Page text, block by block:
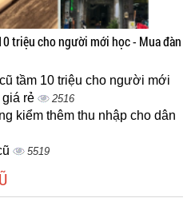
triệu cho người mới học - Mua đàn
tầm 10 triệu cho người mới
giá rẻ
2516
kiểm thêm thu nhập cho dân
5519